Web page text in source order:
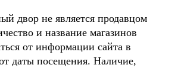
двор не является продавцом
и название магазинов
от информации сайта в
даты посещения. Наличие,